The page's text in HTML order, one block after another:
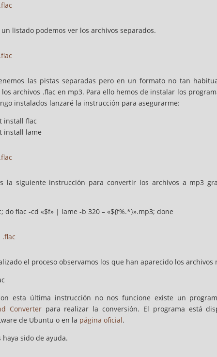
un listado podemos ver los archivos separados.
las pistas separadas pero en un formato no tan
archivos .flac en mp3. Para ello hemos de instalar los
instalados lanzaré la instrucción para asegurarme:
install flac
install lame
la siguiente instrucción para convertir los archivos a mp3
do flac -cd «$f» | lame -b 320 – «${f%.*}».mp3; done
el proceso observamos los que han aparecido los archivos
esta última instrucción no nos funcione existe un
Converterpara realizar la conversión. El programa está
de Ubuntu o en la página oficial.
haya sido de ayuda.